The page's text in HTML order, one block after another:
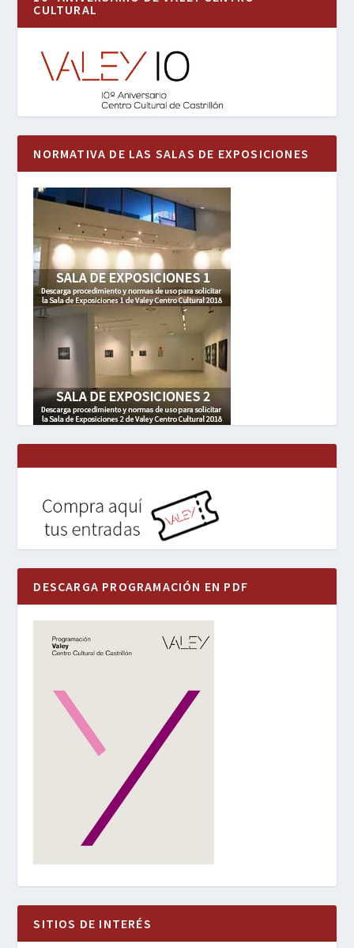
CULTURAL
NORMATIVA DE LAS SALAS DE EXPOSICIONES
DESCARGA PROGRAMACIÓN EN PDF
SITIOS DE INTERÉS